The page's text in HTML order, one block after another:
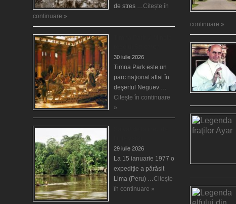
de stres …Citește în
continuare »
30 iulie 2026
Timna Park este un
parc naţional aflat în
deşertul Neguev …
Citește în continuare
»
29 iulie 2026
La 15 ianuarie 1977 o
expediţie a părăsit
Lima (Peru) …Citește
în continuare »
continuare »